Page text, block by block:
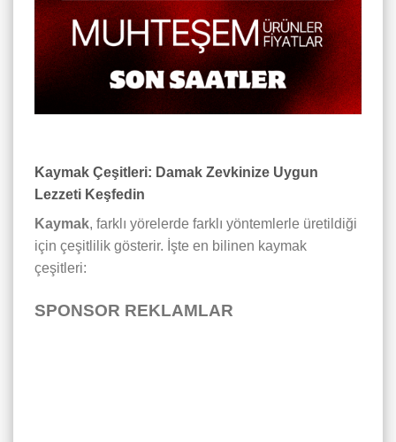
Kaymak Çeşitleri: Damak Zevkinize Uygun
Lezzeti Keşfedin
Kaymak, farklı yörelerde farklı yöntemlerle üretildiği
için çeşitlilik gösterir. İşte en bilinen kaymak
çeşitleri:
SPONSOR REKLAMLAR